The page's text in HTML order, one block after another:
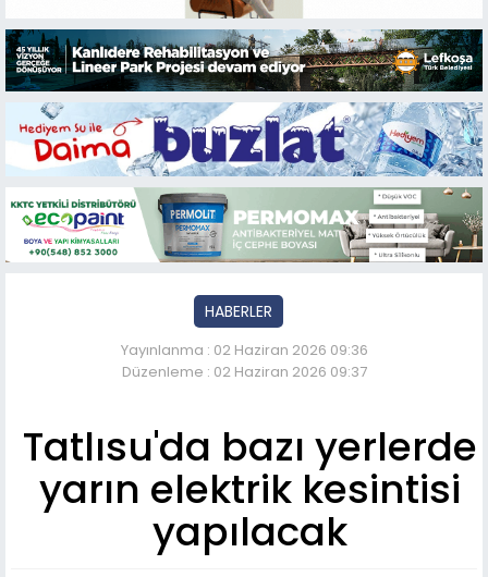
HABERLER
Yayınlanma : 02 Haziran 2026 09:36
Düzenleme : 02 Haziran 2026 09:37
Tatlısu'da bazı yerlerde
yarın elektrik kesintisi
yapılacak